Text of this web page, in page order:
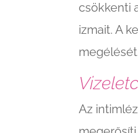
csökkenti
izmait. A
Az